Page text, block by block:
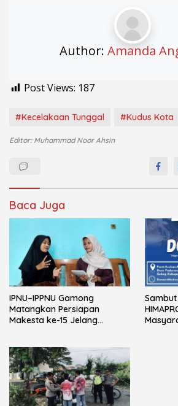
Author: Amanda
Post Views: 187
#Kecelakaan Tunggal #Kudus Kota
Editor: Muhammad Noor Ahsin
Baca Juga
IPNU–IPPNU Gamong
Matangkan Persiapan
Makesta ke-15 Jelang